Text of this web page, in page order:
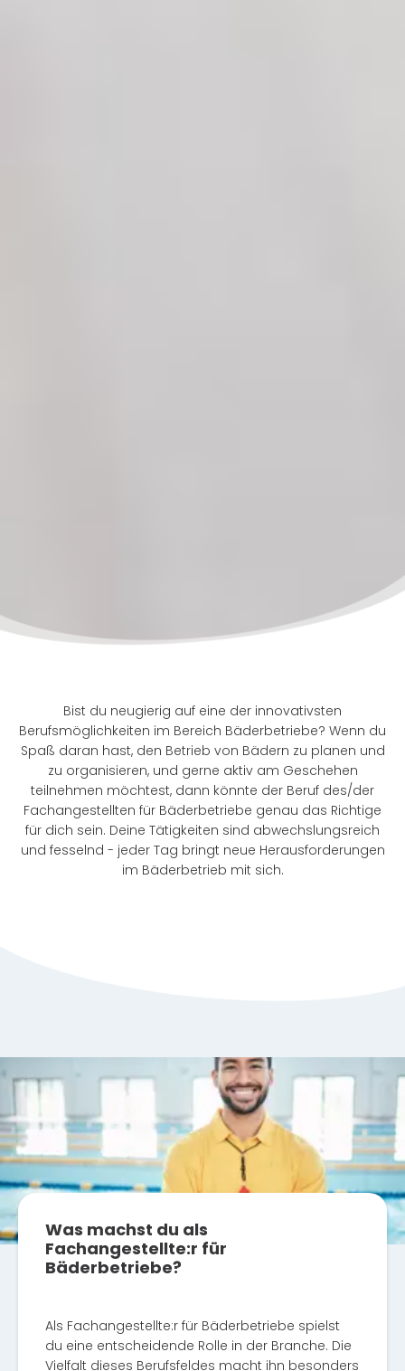
Bist du neugierig auf eine der innovativsten
Berufsmöglichkeiten im Bereich Bäderbetriebe? Wenn du
Spaß daran hast, den Betrieb von Bädern zu planen und
zu organisieren, und gerne aktiv am Geschehen
teilnehmen möchtest, dann könnte der Beruf des/der
Fachangestellten für Bäderbetriebe genau das Richtige
für dich sein. Deine Tätigkeiten sind abwechslungsreich
und fesselnd - jeder Tag bringt neue Herausforderungen
im Bäderbetrieb mit sich.
Was machst du als
Fachangestellte:r für
Bäderbetriebe?
Als Fachangestellte:r für Bäderbetriebe spielst
du eine entscheidende Rolle in der Branche. Die
Vielfalt dieses Berufsfeldes macht ihn besonders